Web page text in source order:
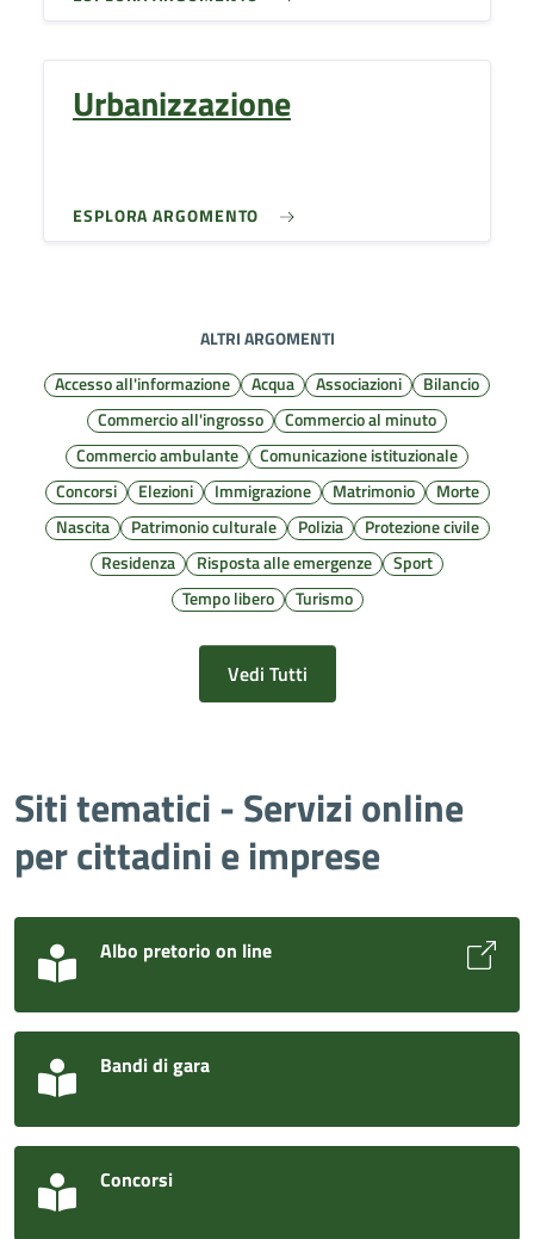
Urbanizzazione
ESPLORA ARGOMENTO
ALTRI ARGOMENTI
Accesso all'informazione
Acqua Associazioni
Bilancio
Commercio all'ingrosso
Commercio al minuto
Commercio ambulante
Comunicazione istituzionale
Concorsi
Elezioni Immigrazione Matrimonio
Morte
Nascita
Patrimonio culturale Polizia
Protezione civile
Residenza
Risposta alle emergenze
Sport
Tempo libero
Turismo
Vedi Tutti
Siti tematici - Servizi online
per cittadini e imprese
Albo pretorio on line
Bandi di gara
Concorsi